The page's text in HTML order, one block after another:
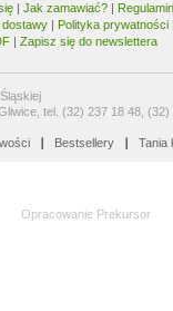
| Jak zamawiać? |
dostawy | Polityka prywatności
| Zapisz się do newslettera
tel. (32) 237 18 48, (32)
Bestsellery Tania
Opracowanie Prekursor